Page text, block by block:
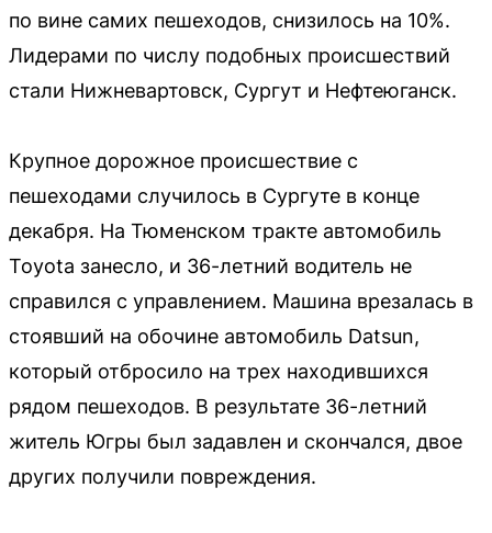
по вине самих пешеходов, снизилось на 10%.
Лидерами по числу подобных происшествий
стали Нижневартовск, Сургут и Нефтеюганск.
Крупное дорожное происшествие с
пешеходами случилось в Сургуте в конце
декабря. На Тюменском тракте автомобиль
Toyota занесло, и 36-летний водитель не
справился с управлением. Машина врезалась в
стоявший на обочине автомобиль Datsun,
который отбросило на трех находившихся
рядом пешеходов. В результате 36-летний
житель Югры был задавлен и скончался, двое
других получили повреждения.